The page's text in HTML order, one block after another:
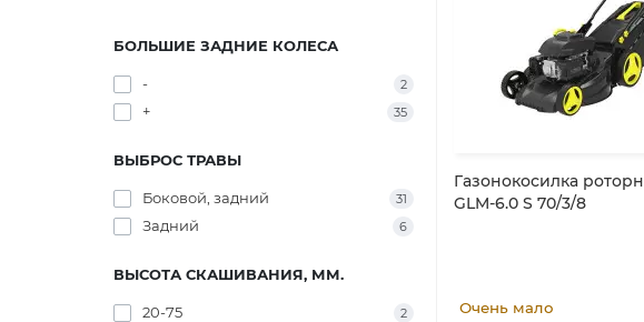
БОЛЬШИЕ ЗАДНИЕ КОЛЕСА
- 2
+ 35
ВЫБРОС ТРАВЫ
Боковой, задний 31
Задний 6
ВЫСОТА СКАШИВАНИЯ, ММ.
20-75 2
Газонокосилка
GLM-6.0 S 70/3/8
Очень мало